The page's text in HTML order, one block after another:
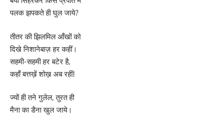
पलक झपकते ही घुल जाये?
तीतर की झिलमिल आँखों को
दिखे निशानेबाज़ हर कहीं।
सहमी-सहमी हर बटेर है,
कहाँ बत्तख़ें शोख़ अब रहीं!
ज्यों ही तने गुलेल, तुरत ही
मैना का डैना खुल जाये।